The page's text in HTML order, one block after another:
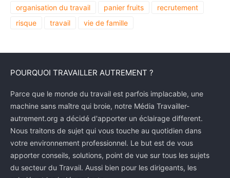
organisation du travail
panier fruits
recrutement
risque
travail vie de famille
POURQUOI TRAVAILLER AUTREMENT ?
Parce que le monde du travail est parfois implacable, une
machine sans maître qui broie, notre Média Travailler-
autrement.org a décidé d'apporter un éclairage different.
Nous traitons de sujet qui vous touche au quotidien dans
votre environnement professionnel. Le but est de vous
apporter conseils, solutions, point de vue sur tous les sujets
du secteur du Travail. Aussi bien pour les dirigeants, les